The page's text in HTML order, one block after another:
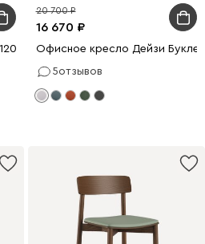
Коричневый/Черный
16 670
20 700
Офисное кресло Дейзи
5отзывов